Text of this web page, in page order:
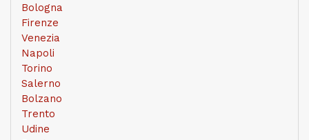
Bologna
Firenze
Venezia
Napoli
Torino
Salerno
Bolzano
Trento
Udine